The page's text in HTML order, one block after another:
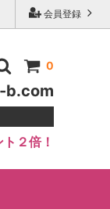
会員登録
0
ョルダ
b.com
２倍！